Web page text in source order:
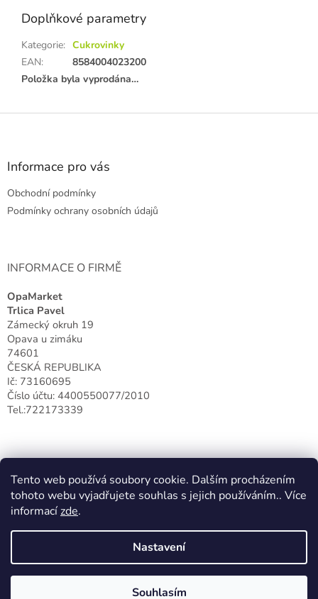
Tento web používá soubory cookie. Dalším procházením
tohoto webu vyjadřujete souhlas s jejich používáním.. Více
informacízde.
Nastavení
Souhlasím
Doplňkové parametry
Kategorie: Cukrovinky
EAN:
8584004023200
Položka byla vyprodána…
Z
Informace pro vás
Obchodní podmínky
Podmínky ochrany osobních údajů
INFORMACE O FIRMĚ
OpaMarket
Trlica Pavel
Zámecký okruh 19
Opava u zimáku
74601
ČESKÁ REPUBLIKA
Ič: 73160695
Číslo účtu: 4400550077/2010
Tel.:722173339
Vytvořil Shoptet
Opamarket S.R.O. Všechna práva vyhrazena.